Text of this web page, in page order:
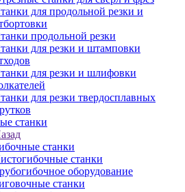
для продольной резки и
продольной резки
для резки и штамповки
для резки и шлифовки
для резки твердосплавных
станки
станки
станки
оборудование
станки